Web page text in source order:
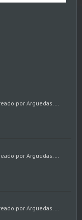
por Arguedas.…
por Arguedas.…
por Arguedas.…